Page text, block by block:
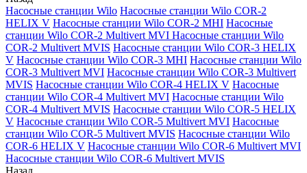
Насосные станции Wilo Насосные станции Wilo COR-2
HELIX V Насосные станции Wilo COR-2 MHI Насосные
станции Wilo COR-2 Multivert MVI Насосные станции Wilo
COR-2 Multivert MVIS Насосные станции Wilo COR-3 HELIX
V Насосные станции Wilo COR-3 MHI Насосные станции Wilo
COR-3 Multivert MVI Насосные станции Wilo COR-3 Multivert
MVIS Насосные станции Wilo COR-4 HELIX V Насосные
станции Wilo COR-4 Multivert MVI Насосные станции Wilo
COR-4 Multivert MVIS Насосные станции Wilo COR-5 HELIX
V Насосные станции Wilo COR-5 Multivert MVI Насосные
станции Wilo COR-5 Multivert MVIS Насосные станции Wilo
COR-6 HELIX V Насосные станции Wilo COR-6 Multivert MVI
Насосные станции Wilo COR-6 Multivert MVIS
Назад